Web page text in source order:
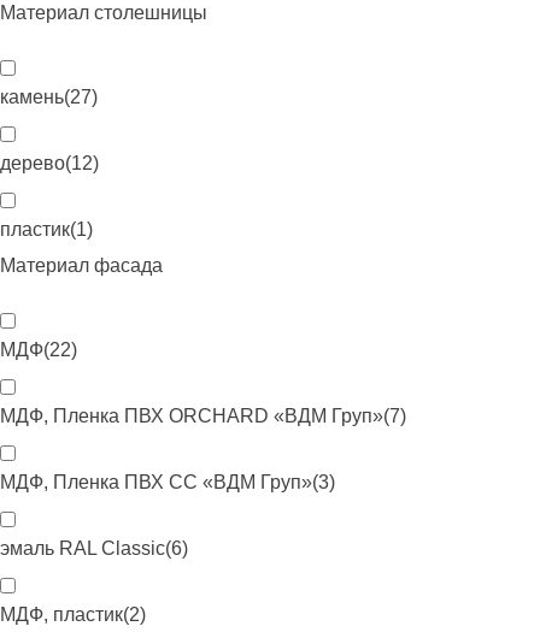
Материал столешницы
камень(27)
дерево(12)
пластик(1)
Материал фасада
МДФ(22)
МДФ, Пленка ПВХ ORCHARD «ВДМ Груп»(7)
МДФ, Пленка ПВХ CC «ВДМ Груп»(3)
эмаль RAL Classic(6)
МДФ, пластик(2)